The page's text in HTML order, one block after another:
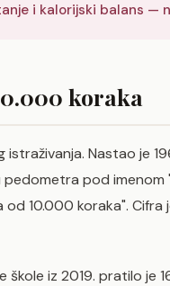
i kalorijski balans —
koraka
Nastao je
pedometra pod
10.000 koraka". Cifra
škole iz 2019. pratilo je